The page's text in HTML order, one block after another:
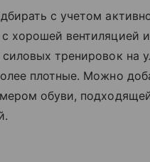
с учетом
хорошей вентиляцией и
силовых тренировок на
плотные. Можно
обуви,